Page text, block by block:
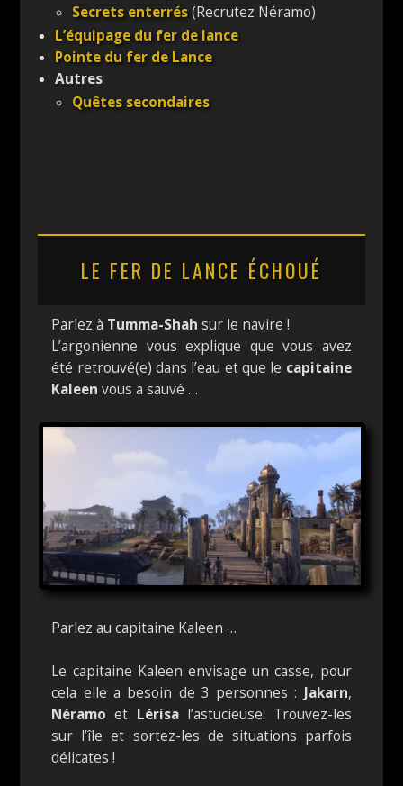
Secrets enterrés(Recrutez Néramo)
L’équipage du fer de lance
Pointe du fer de Lance
Autres
Quêtes secondaires
LE FER DE LANCE ÉCHOUÉ
Parlez à Tumma-Shah sur le navire !
L’argonienne vous explique que vous avez
été retrouvé(e) dans l’eau et que le capitaine
Kaleen vous a sauvé …
Parlez au capitaine Kaleen …
Le capitaine Kaleen envisage un casse, pour
cela elle a besoin de 3 personnes : Jakarn,
Néramoet Lérisa l’astucieuse. Trouvez-les
sur l’île et sortez-les de situations parfois
délicates !